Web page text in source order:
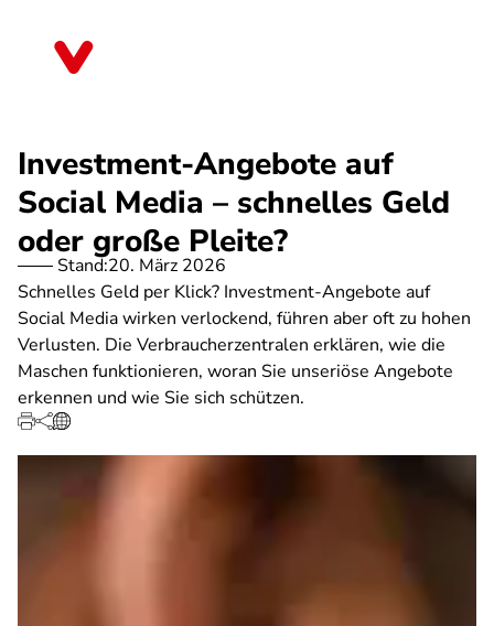
Investment-Angebote auf
Social Media – schnelles Geld
oder große Pleite?
Stand:20. März 2026
Schnelles Geld per Klick? Investment-Angebote auf
Social Media wirken verlockend, führen aber oft zu hohen
Verlusten. Die Verbraucherzentralen erklären, wie die
Maschen funktionieren, woran Sie unseriöse Angebote
erkennen und wie Sie sich schützen.